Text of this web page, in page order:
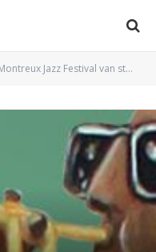
Jazz Festival van start